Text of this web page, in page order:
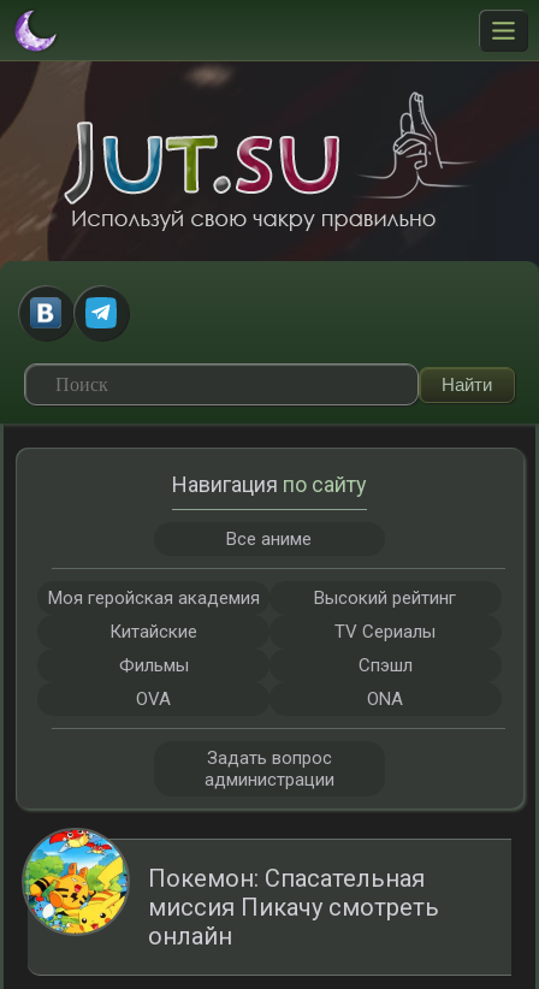
Покемон: Спасательная
миссия Пикачу смотреть
онлайн
Навигация по сайту
Все аниме
Моя геройская академия
Высокий рейтинг
Китайские
TV Сериалы
Фильмы
Спэшл
OVA
ONA
Задать вопрос
администрации